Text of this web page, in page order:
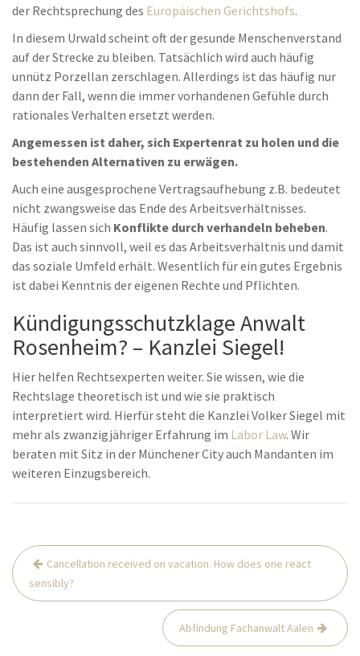
der Rechtsprechung des Europäischen Gerichtshofs.
In diesem Urwald scheint oft der gesunde Menschenverstand
auf der Strecke zu bleiben. Tatsächlich wird auch häufig
unnütz Porzellan zerschlagen. Allerdings ist das häufig nur
dann der Fall, wenn die immer vorhandenen Gefühle durch
rationales Verhalten ersetzt werden.
Angemessen ist daher, sich Expertenrat zu holen und die
bestehenden Alternativen zu erwägen.
Auch eine ausgesprochene Vertragsaufhebung z.B. bedeutet
nicht zwangsweise das Ende des Arbeitsverhältnisses.
Häufig lassen sich Konflikte durch verhandeln beheben.
Das ist auch sinnvoll, weil es das Arbeitsverhältnis und damit
das soziale Umfeld erhält. Wesentlich für ein gutes Ergebnis
ist dabei Kenntnis der eigenen Rechte und Pflichten.
Kündigungsschutzklage Anwalt
Rosenheim? – Kanzlei Siegel!
Hier helfen Rechtsexperten weiter. Sie wissen, wie die
Rechtslage theoretisch ist und wie sie praktisch
interpretiert wird. Hierfür steht die Kanzlei Volker Siegel mit
mehr als zwanzigjähriger Erfahrung im Labor Law. Wir
beraten mit Sitz in der Münchener City auch Mandanten im
weiteren Einzugsbereich.
Post
navigation
Cancellation received on vacation. How does one react
sensibly?
Abfindung Fachanwalt Aalen